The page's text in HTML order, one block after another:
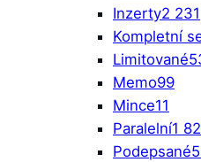
Inzerty2 231
Kompletní
Limitované
Memo99
Mince11
Paralelní1
Podepsané